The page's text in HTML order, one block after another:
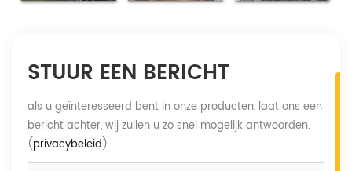
STUUR EEN BERICHT
als u geïnteresseerd bent in onze producten, laat ons een
bericht achter, wij zullen u zo snel mogelijk antwoorden.
(privacybeleid)